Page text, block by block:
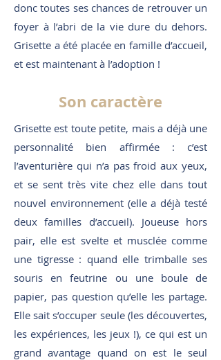
donc toutes ses chances de retrouver un
foyer à l’abri de la vie dure du dehors.
Grisette a été placée en famille d’accueil,
et est maintenant à l’adoption !
Son caractère
Grisette est toute petite, mais a déjà une
personnalité bien affirmée : c’est
l’aventurière qui n’a pas froid aux yeux,
et se sent très vite chez elle dans tout
nouvel environnement (elle a déjà testé
deux familles d’accueil). Joueuse hors
pair, elle est svelte et musclée comme
une tigresse : quand elle trimballe ses
souris en feutrine ou une boule de
papier, pas question qu’elle les partage.
Elle sait s’occuper seule (les découvertes,
les expériences, les jeux !), ce qui est un
grand avantage quand on est le seul